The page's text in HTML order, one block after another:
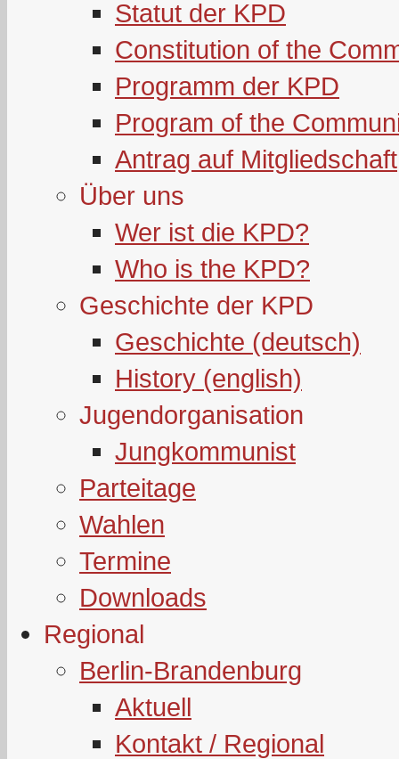
Statut der KPD
Constitution of the
Programm der KPD
Program of the
Antrag auf Mitgliedschaft
Über uns
Wer ist die KPD?
Who is the KPD?
Geschichte der KPD
Geschichte (deutsch)
History (english)
Jugendorganisation
Jungkommunist
Parteitage
Wahlen
Termine
Downloads
Regional
Berlin-Brandenburg
Aktuell
Kontakt / Regional